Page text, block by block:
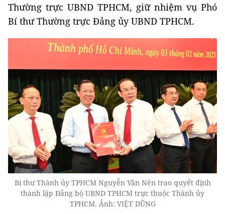
Thường trực UBND TPHCM, giữ nhiệm vụ Phó
Bí thư Thường trực Đảng ủy UBND TPHCM.
Bí thư Thành ủy TPHCM Nguyễn Văn Nên trao quyết định
thành lập Đảng bộ UBND TPHCM trực thuộc Thành ủy
TPHCM. Ảnh: VIỆT DŨNG